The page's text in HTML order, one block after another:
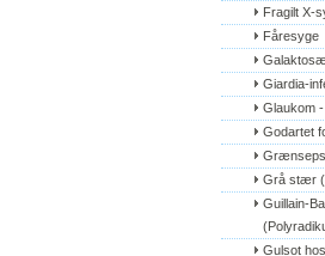
Fragilt X-
Fåresyge
Giardia-
Glaukom
Godartet
Grå stær
Guillain-
Gulsot